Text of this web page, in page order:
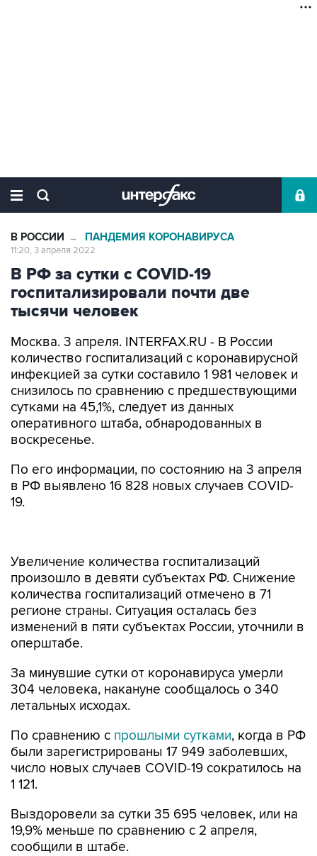
В РОССИИ → ПАНДЕМИЯ КОРОНАВИРУСА
11:20, 3 апреля 2022
В РФ за сутки с COVID-19
госпитализировали почти две
тысячи человек
Москва. 3 апреля. INTERFAX.RU - В России
количество госпитализаций с коронавирусной
инфекцией за сутки составило 1 981 человек и
снизилось по сравнению с предшествующими
сутками на 45,1%, следует из данных
оперативного штаба, обнародованных в
воскресенье.
По его информации, по состоянию на 3 апреля
в РФ выявлено 16 828 новых случаев COVID-
19.
Увеличение количества госпитализаций
произошло в девяти субъектах РФ. Снижение
количества госпитализаций отмечено в 71
регионе страны. Ситуация осталась без
изменений в пяти субъектах России, уточнили в
оперштабе.
За минувшие сутки от коронавируса умерли
304 человека, накануне сообщалось о 340
летальных исходах.
По сравнению с прошлыми сутками, когда в РФ
были зарегистрированы 17 949 заболевших,
число новых случаев COVID-19 сократилось на
1 121.
Выздоровели за сутки 35 695 человек, или на
19,9% меньше по сравнению с 2 апреля,
сообщили в штабе.